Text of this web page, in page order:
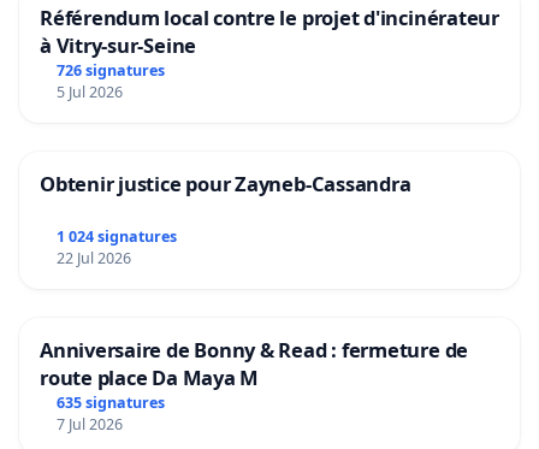
Référendum local contre le projet d'incinérateur
à Vitry-sur-Seine
726 signatures
5 Jul 2026
Obtenir justice pour Zayneb-Cassandra
1 024 signatures
22 Jul 2026
Anniversaire de Bonny & Read : fermeture de
route place Da Maya M
635 signatures
7 Jul 2026